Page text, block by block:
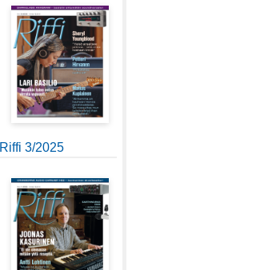
Riffi 3/2025